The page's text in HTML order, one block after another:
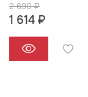
2 690 ₽
1 614 ₽